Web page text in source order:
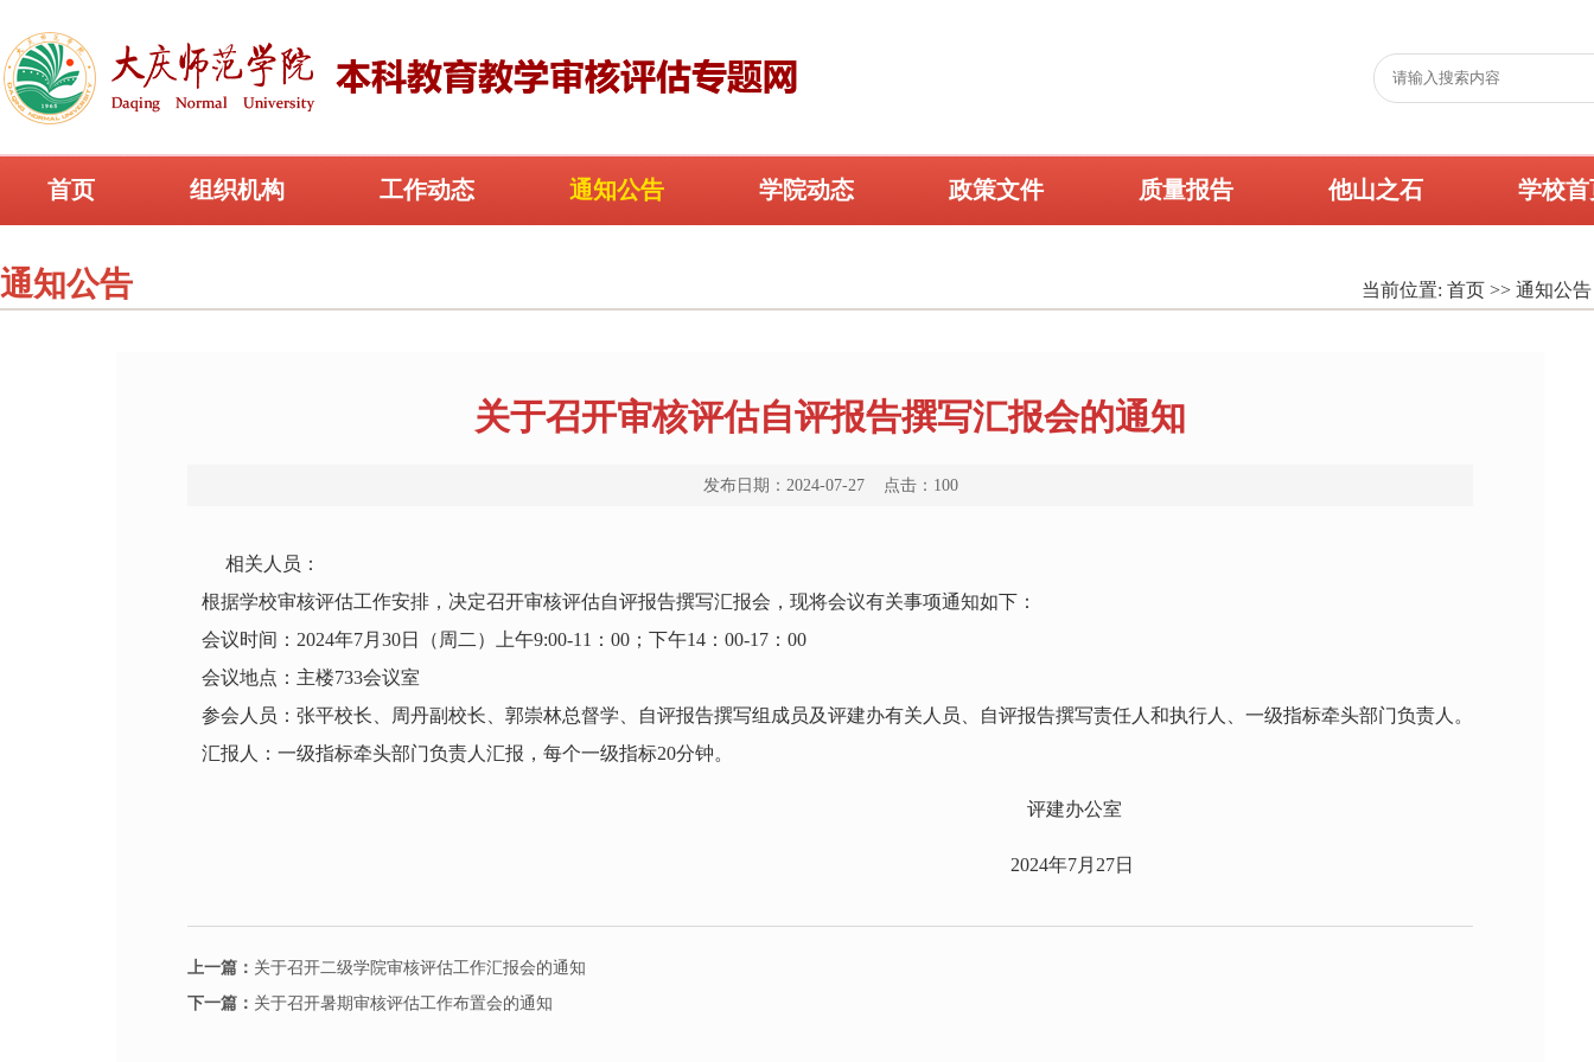
首页 组织机构 工作动态 通知公告 学院动态 政策文件 质量报告 他山之石 学校首
通知公告 当前位置: 首页 >> 通知公告
关于召开审核评估自评报告撰写汇报会的通知
发布日期：2024-07-27 点击： 100
相关人员：
根据学校审核评估工作安排，决定召开审核评估自评报告撰写汇报会，现将会议有关事项通知如下：
会议时间：2024年7月30日（周二）上午9:00-11：00；下午14：00-17：00
会议地点：主楼733会议室
参会人员：张平校长、周丹副校长、郭崇林总督学、自评报告撰写组成员及评建办有关人员、自评报告撰写责任人和执行人、一级指标牵头部门负责人。
汇报人：一级指标牵头部门负责人汇报，每个一级指标20分钟。
评建办公室
2024年7月27日
上一篇： 关于召开二级学院审核评估工作汇报会的通知
下一篇： 关于召开暑期审核评估工作布置会的通知